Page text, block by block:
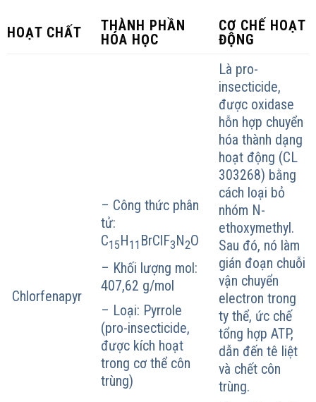
HOẠT CHẤT
THÀNH PHẦN
HÓA HỌC
CƠ CHẾ HOẠT
ĐỘNG
Chlorfenapyr
– Công thức phân
tử:
C15 H 11 BrClF3 N2O
– Khối lượng mol:
407,62 g/mol
– Loại: Pyrrole
(pro-insecticide,
được kích hoạt
trong cơ thể côn
trùng)
Là pro-
insecticide,
được oxidase
hỗn hợp chuyển
hóa thành dạng
hoạt động (CL
303268) bằng
cách loại bỏ
nhóm N-
ethoxymethyl.
Sau đó, nó làm
gián đoạn chuỗi
vận chuyển
electron trong
ty thể, ức chế
tổng hợp ATP,
dẫn đến tê liệt
và chết côn
trùng.